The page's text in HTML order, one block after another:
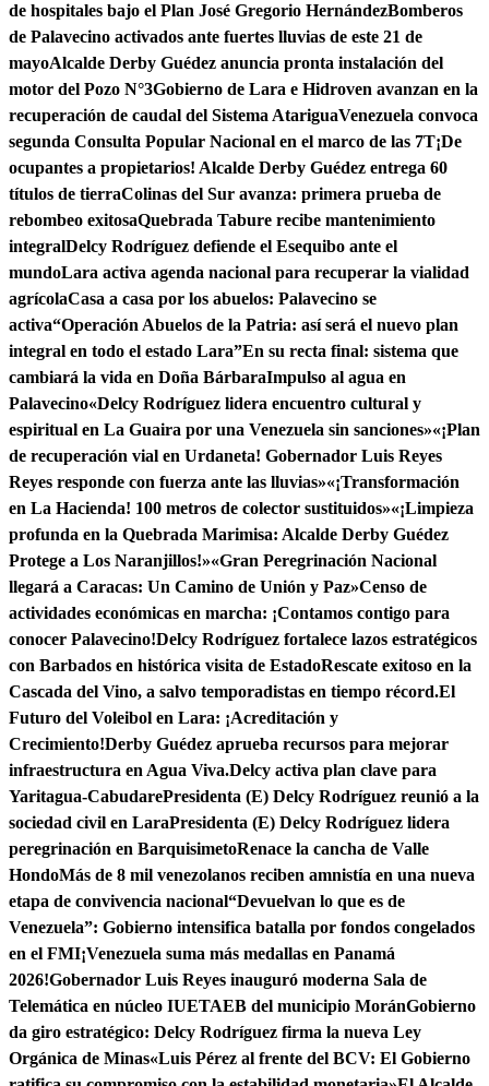
de hospitales bajo el Plan José Gregorio HernándezBomberos
de Palavecino activados ante fuertes lluvias de este 21 de
mayoAlcalde Derby Guédez anuncia pronta instalación del
motor del Pozo N°3Gobierno de Lara e Hidroven avanzan en la
recuperación de caudal del Sistema AtariguaVenezuela convoca
segunda Consulta Popular Nacional en el marco de las 7T¡De
ocupantes a propietarios! Alcalde Derby Guédez entrega 60
títulos de tierraColinas del Sur avanza: primera prueba de
rebombeo exitosaQuebrada Tabure recibe mantenimiento
integralDelcy Rodríguez defiende el Esequibo ante el
mundoLara activa agenda nacional para recuperar la vialidad
agrícolaCasa a casa por los abuelos: Palavecino se
activa“Operación Abuelos de la Patria: así será el nuevo plan
integral en todo el estado Lara”En su recta final: sistema que
cambiará la vida en Doña BárbaraImpulso al agua en
Palavecino«Delcy Rodríguez lidera encuentro cultural y
espiritual en La Guaira por una Venezuela sin sanciones»«¡Plan
de recuperación vial en Urdaneta! Gobernador Luis Reyes
Reyes responde con fuerza ante las lluvias»«¡Transformación
en La Hacienda! 100 metros de colector sustituidos»«¡Limpieza
profunda en la Quebrada Marimisa: Alcalde Derby Guédez
Protege a Los Naranjillos!»«Gran Peregrinación Nacional
llegará a Caracas: Un Camino de Unión y Paz»Censo de
actividades económicas en marcha: ¡Contamos contigo para
conocer Palavecino!Delcy Rodríguez fortalece lazos estratégicos
con Barbados en histórica visita de EstadoRescate exitoso en la
Cascada del Vino, a salvo temporadistas en tiempo récord.El
Futuro del Voleibol en Lara: ¡Acreditación y
Crecimiento!Derby Guédez aprueba recursos para mejorar
infraestructura en Agua Viva.Delcy activa plan clave para
Yaritagua-CabudarePresidenta (E) Delcy Rodríguez reunió a la
sociedad civil en LaraPresidenta (E) Delcy Rodríguez lidera
peregrinación en BarquisimetoRenace la cancha de Valle
HondoMás de 8 mil venezolanos reciben amnistía en una nueva
etapa de convivencia nacional“Devuelvan lo que es de
Venezuela”: Gobierno intensifica batalla por fondos congelados
en el FMI¡Venezuela suma más medallas en Panamá
2026!Gobernador Luis Reyes inauguró moderna Sala de
Telemática en núcleo IUETAEB del municipio MoránGobierno
da giro estratégico: Delcy Rodríguez firma la nueva Ley
Orgánica de Minas«Luis Pérez al frente del BCV: El Gobierno